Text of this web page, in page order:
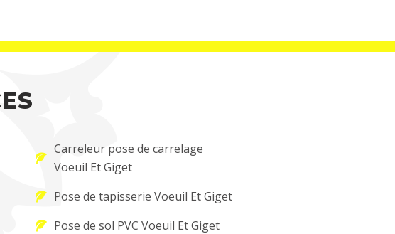
Carreleur pose de carrelage
Voeuil Et Giget
Pose de tapisserie Voeuil Et Giget
Pose de sol PVC Voeuil Et Giget